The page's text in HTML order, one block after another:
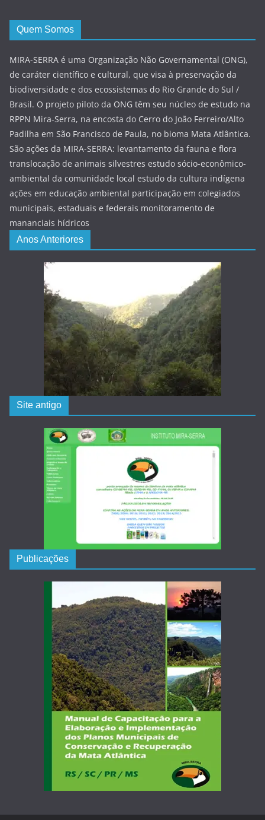
Quem Somos
MIRA-SERRA é uma Organização Não Governamental (ONG),
de caráter científico e cultural, que visa à preservação da
biodiversidade e dos ecossistemas do Rio Grande do Sul /
Brasil. O projeto piloto da ONG têm seu núcleo de estudo na
RPPN Mira-Serra, na encosta do Cerro do João Ferreiro/Alto
Padilha em São Francisco de Paula, no bioma Mata Atlântica.
São ações da MIRA-SERRA: levantamento da fauna e flora
translocação de animais silvestres estudo sócio-econômico-
ambiental da comunidade local estudo da cultura indígena
ações em educação ambiental participação em colegiados
municipais, estaduais e federais monitoramento de
mananciais hídricos
Anos Anteriores
Site antigo
Publicações